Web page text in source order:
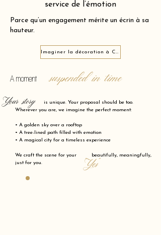
service de l’émotion
Parce qu’un engagement mérite un écrin à sa
hauteur.
Imaginer la décoration à Compiègne 60200
A moment suspended in time
is unique. Your proposal should be too.
Wherever you are, we imagine the perfect moment:
• A golden sky over a rooftop
• A tree-lined path filled with emotion
• A magical city for a timeless experience
We craft the scene for your beautifully, meaningfully,
just for you.
"Yes"
Your story